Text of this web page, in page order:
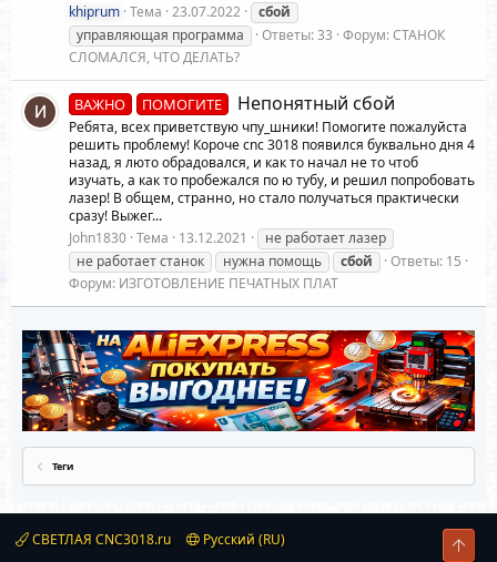
khiprum Тема 23.07.2022
сбой
управляющая программа
Ответы: 33 Форум:СТАНОК
СЛОМАЛСЯ, ЧТО ДЕЛАТЬ?
ВАЖНО ПОМОГИТЕ Непонятный сбой
Ребята, всех приветствую чпу_шники! Помогите пожалуйста
решить проблему! Короче cnc 3018 появился буквально дня 4
назад, я люто обрадовался, и как то начал не то чтоб
изучать, а как то пробежался по ю тубу, и решил попробовать
лазер! В общем, странно, но стало получаться практически
сразу! Выжег...
John1830 Тема 13.12.2021
не работает лазер
не работает станок
нужна помощь сбой
Ответы: 15
Форум: ИЗГОТОВЛЕНИЕ ПЕЧАТНЫХ ПЛАТ
Теги
СВЕТЛАЯ CNC3018.ru
Русский (RU)